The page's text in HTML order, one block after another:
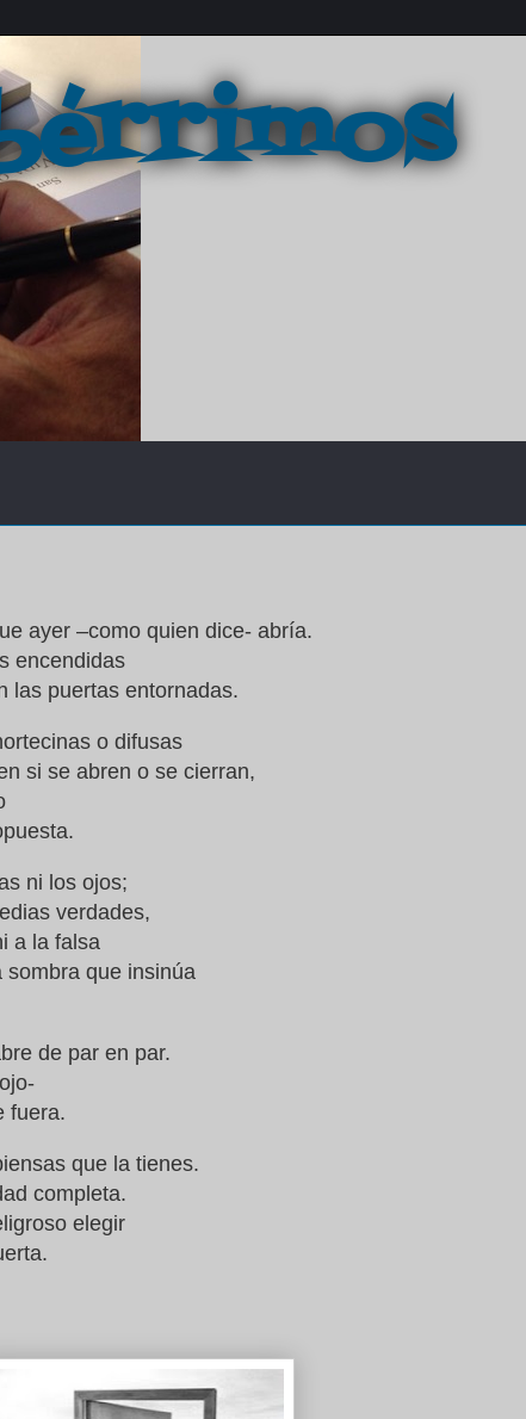
ayer –como quien dice- abría.
encendidas
las puertas entornadas.
o difusas
si se abren o se cierran,
ni los ojos;
verdades,
a la falsa
sombra que insinúa
de par en par.
fuera.
que la tienes.
completa.
elegir